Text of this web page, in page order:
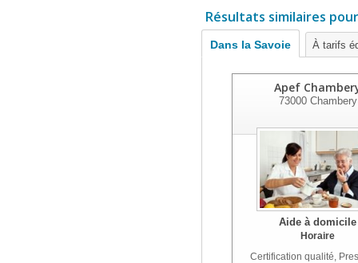
Résultats similaires
Dans la Savoie À tarifs
Apef
73000Chambery
Aide à domicile
Horaire
Certification qualité,